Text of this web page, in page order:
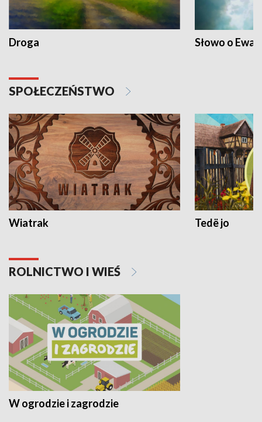
Droga Słowo o
SPOŁECZEŃSTWO
Wiatrak Tedë jo
ROLNICTWO I WIEŚ
W ogrodzie i zagrodzie